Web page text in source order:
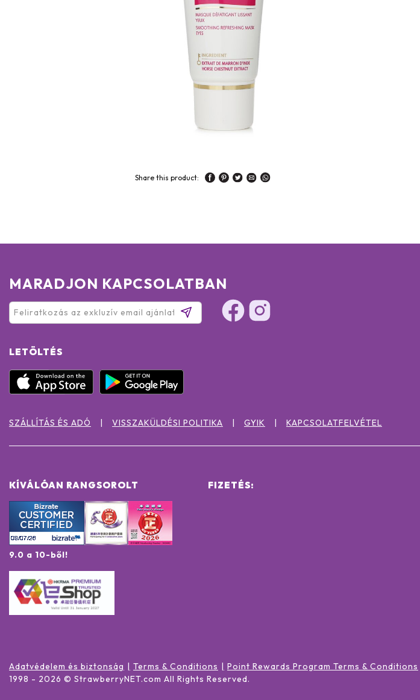
Share this product:
MARADJON KAPCSOLATBAN
LETÖLTÉS
SZÁLLÍTÁS ÉS ADÓ VISSZAKÜLDÉSI POLITIKA GYIK KAPCSOLATFELVÉTEL
KÍVÁLÓAN RANGSOROLT
9.0 a 10-ből!
FIZETÉS:
Adatvédelem és biztonság Terms & Conditions
Point Rewards Program Terms & Conditions
1998 - 2026 © StrawberryNET.com All Rights Reserved.